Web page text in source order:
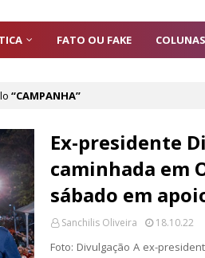
FATO OU FAKE COLUNAS
CAMPANHA
Ex-presidente
caminhada em
sábado em
Sanchilis Oliveira 18.10.22
Foto: Divulgação A ex-